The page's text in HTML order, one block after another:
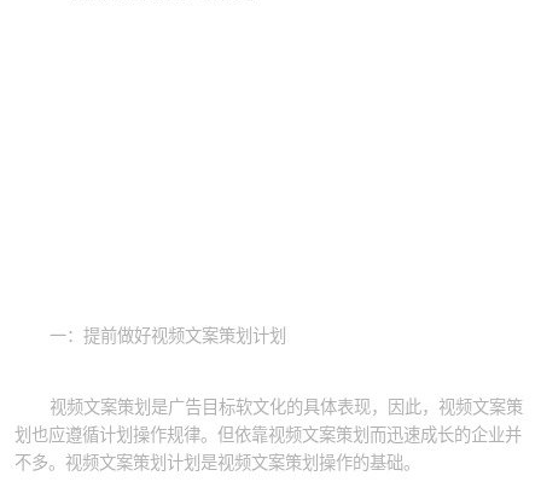
一：提前做好视频文案策划计划
视频文案策划是广告目标软文化的具体表现，因此，视频文案策
划也应遵循计划操作规律。但依靠视频文案策划而迅速成长的企业并
不多。视频文案策划计划是视频文案策划操作的基础。